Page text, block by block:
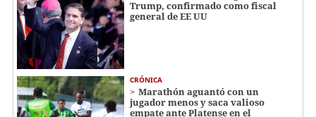
Trump, confirmado como fiscal
general de EE UU
CRÓNICA
Marathón aguantó con un
jugador menos y saca valioso
empate ante Platense en el